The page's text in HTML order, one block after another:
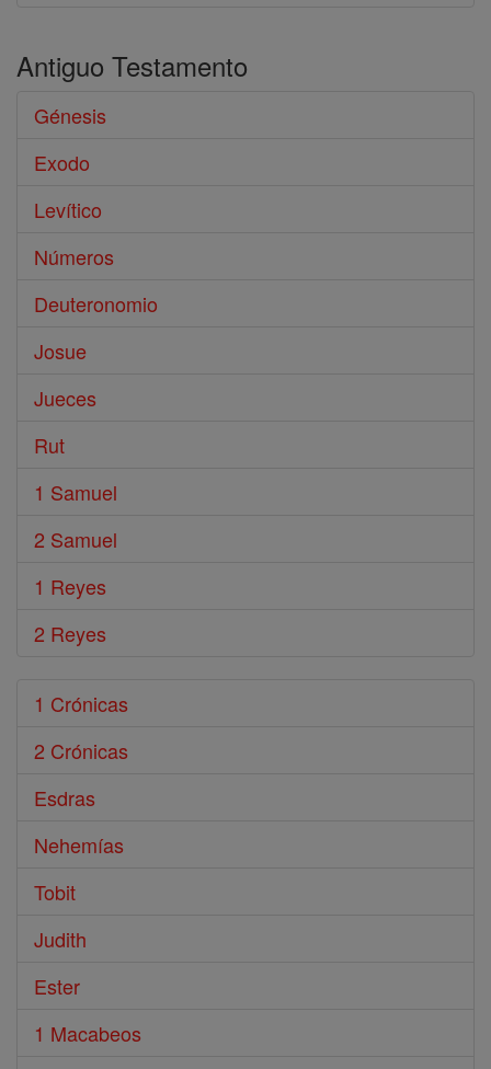
Antiguo Testamento
Génesis
Exodo
Levítico
Números
Deuteronomio
Josue
Jueces
Rut
1 Samuel
2 Samuel
1 Reyes
2 Reyes
1 Crónicas
2 Crónicas
Esdras
Nehemías
Tobit
Judith
Ester
1 Macabeos